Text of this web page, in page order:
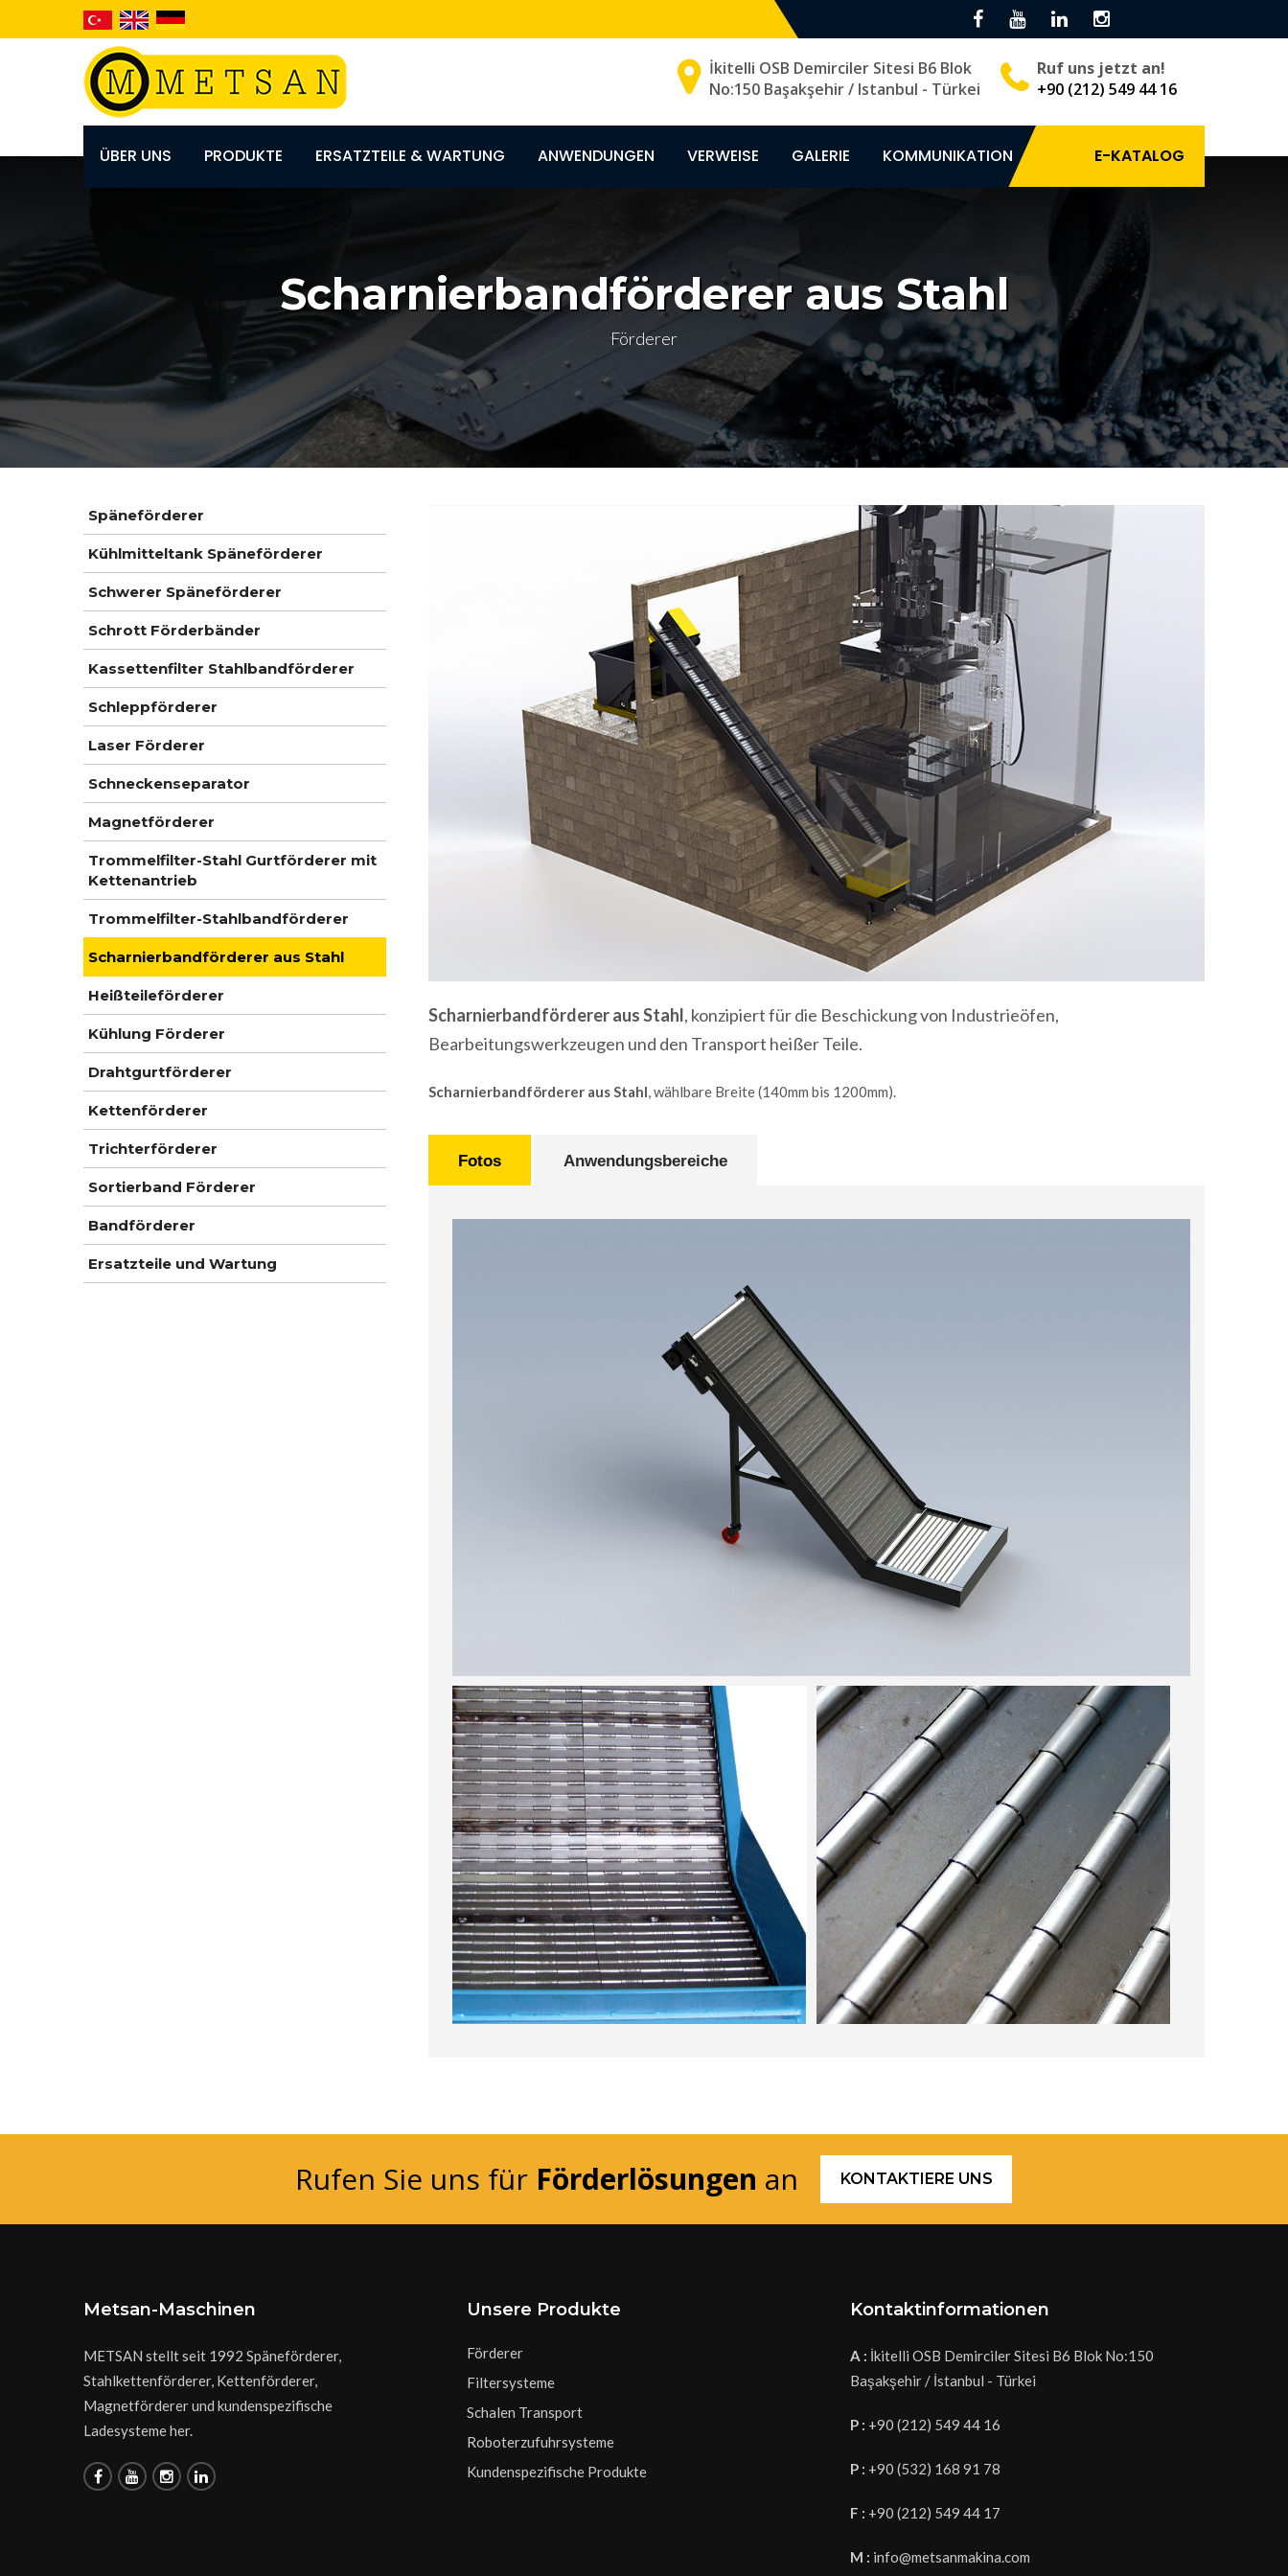
İkitelli OSB Demirciler Sitesi B6 Blok
No:150 Başakşehir / Istanbul - Türkei
Ruf uns jetzt an!
+90 (212) 549 44 16
ÜBER UNS PRODUKTE ERSATZTEILE & WARTUNG ANWENDUNGEN VERWEISE GALERIE KOMMUNIKATION E-KATALOG
Scharnierbandförderer aus Stahl
Förderer
Scharnierbandförderer aus Stahl, konzipiert für die Beschickung von Industrieöfen,
Bearbeitungswerkzeugen und den Transport heißer Teile.
Scharnierbandförderer aus Stahl, wählbare Breite (140mm bis 1200mm).
Fotos Anwendungsbereiche
Späneförderer
Kühlmitteltank Späneförderer
Schwerer Späneförderer
Schrott Förderbänder
Kassettenfilter Stahlbandförderer
Schleppförderer
Laser Förderer
Schneckenseparator
Magnetförderer
Trommelfilter-Stahl Gurtförderer mit
Kettenantrieb
Trommelfilter-Stahlbandförderer
Scharnierbandförderer aus Stahl
Heißteileförderer
Kühlung Förderer
Drahtgurtförderer
Kettenförderer
Trichterförderer
Sortierband Förderer
Bandförderer
Ersatzteile und Wartung
Rufen Sie uns für Förderlösungen an KONTAKTIERE UNS
Metsan-Maschinen
METSAN stellt seit 1992 Späneförderer,
Stahlkettenförderer, Kettenförderer,
Magnetförderer und kundenspezifische
Ladesysteme her.
Unsere Produkte
Förderer
Filtersysteme
Schalen Transport
Roboterzufuhrsysteme
Kundenspezifische Produkte
Kontaktinformationen
A : İkitelli OSB Demirciler Sitesi B6 Blok No:150
Başakşehir / İstanbul - Türkei
P : +90 (212) 549 44 16
P : +90 (532) 168 91 78
F : +90 (212) 549 44 17
M : info@metsanmakina.com